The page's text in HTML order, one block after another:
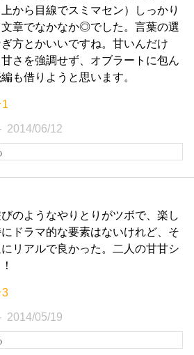
から目線でスミマセン）しっかり
文章でなかなか◎でした。言葉の選
方とかいいですね。甘いんだけ
さを強調せず、オブラートに包ん
も借りようと思います。
2014/06/12
のようなやりとりがツボで、楽し
ドラマ的な要素はないけれど、そ
リアルで良かった。二人の甘甘シ
2014/05/19